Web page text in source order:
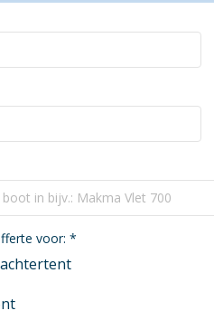
voor: *